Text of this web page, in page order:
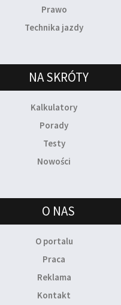
Prawo
Technika jazdy
NA SKRÓTY
Kalkulatory
Porady
Testy
Nowości
O NAS
O portalu
Praca
Reklama
Kontakt